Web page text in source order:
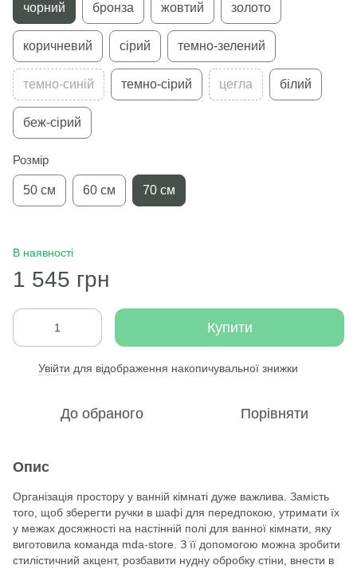
чорний бронза жовтий золото
коричневий сірий темно-зелений
темно-синій темно-сірий цегла білий
беж-сірий
Розмір
50 см 60 см 70 см
В наявності
1 545 грн
Купити
Увійти для відображення накопичувальної знижки
До обраного Порівняти
Опис
Організація простору у ванній кімнаті дуже важлива. Замість
того, щоб зберегти ручки в шафі для передпокою, утримати їх
у межах досяжності на настінній полі для ванної кімнати, яку
виготовила команда mda-store. З її допомогою можна зробити
стилістичний акцент, розбавити нудну обробку стіни, внести в